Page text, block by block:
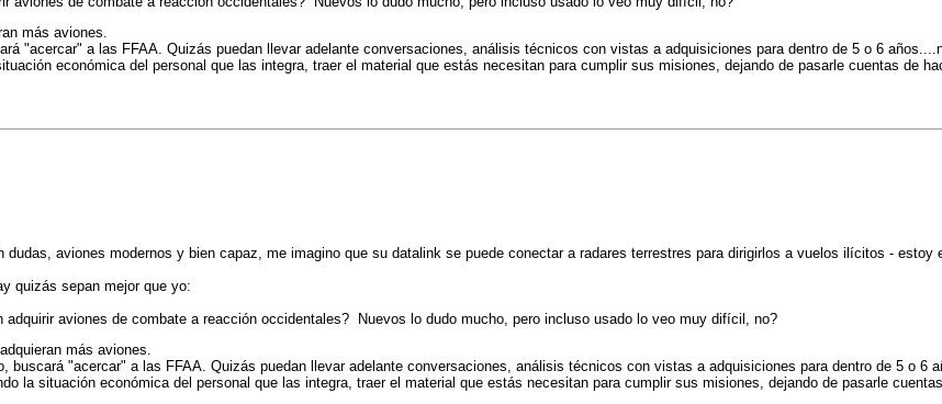
más aviones.
"acercar" a las FFAA. Quizás puedan llevar adelante conversaciones, análisis técnicos con vistas a adquisiciones para dentro de 5 o 6
económica del personal que las integra, traer el material que estás necesitan para cumplir sus misiones, dejando de pasarle cuentas de
dudas, aviones modernos y bien capaz, me imagino que su datalink se puede conectar a radares terrestres para dirigirlos a vuelos ilícitos - estoy
quizás sepan mejor que yo:
adquirir aviones de combate a reacción occidentales? Nuevos lo dudo mucho, pero incluso usado lo veo muy difícil, no?
más aviones.
buscará "acercar" a las FFAA. Quizás puedan llevar adelante conversaciones, análisis técnicos con vistas a adquisiciones para dentro de 5 o 6
la situación económica del personal que las integra, traer el material que estás necesitan para cumplir sus misiones, dejando de pasarle